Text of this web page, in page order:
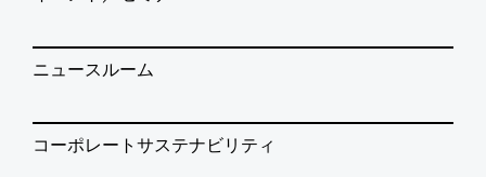
ニュースルーム
コーポレートサステナビリティ